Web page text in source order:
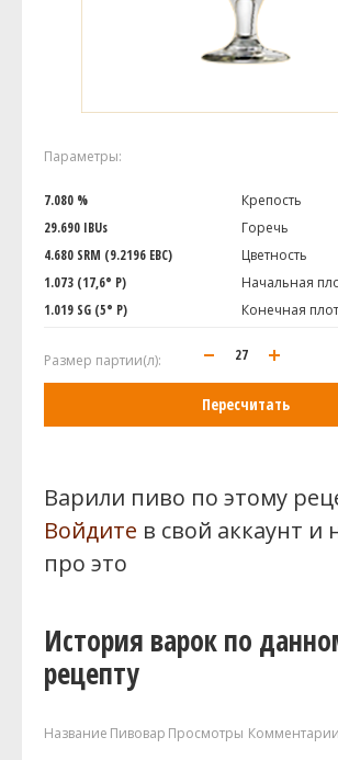
Параметры:
7.080 %
Крепость
29.690 IBUs
Горечь
4.680 SRM (9.2196 EBC)
Цветность
1.073 (17,6° P)
Начальная
1.019 SG (5° P)
Конечная
Размер партии(л):
Пересчитать
Варили пиво по этому
Войдите в свой аккаунт
про это
История варок по
рецепту
Название Пивовар Просмотры Комментарии